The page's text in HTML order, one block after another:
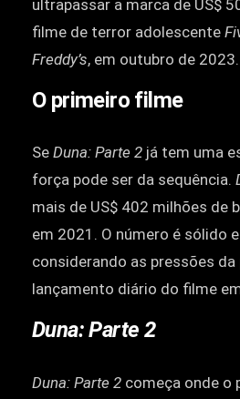
ultrapassar a marca de US$
filme de terror adolescente
Freddy’s, em outubro de 2023.
O primeiro filme
Se Duna: Parte 2 já tem uma
força pode ser da sequência.
mais de US$ 402 milhões de
em 2021. O número é sólido
considerando as pressões da
lançamento diário do filme
Duna: Parte 2
Duna: Parte 2 começa onde o